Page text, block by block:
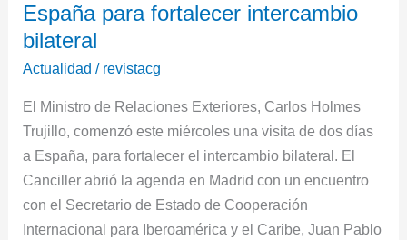
España para fortalecer intercambio
bilateral
Actualidad / revistacg
El Ministro de Relaciones Exteriores, Carlos Holmes
Trujillo, comenzó este miércoles una visita de dos días
a España, para fortalecer el intercambio bilateral. El
Canciller abrió la agenda en Madrid con un encuentro
con el Secretario de Estado de Cooperación
Internacional para Iberoamérica y el Caribe, Juan Pablo
visita
de
dos
a
España
para
fortalecer
intercambio
bilateral